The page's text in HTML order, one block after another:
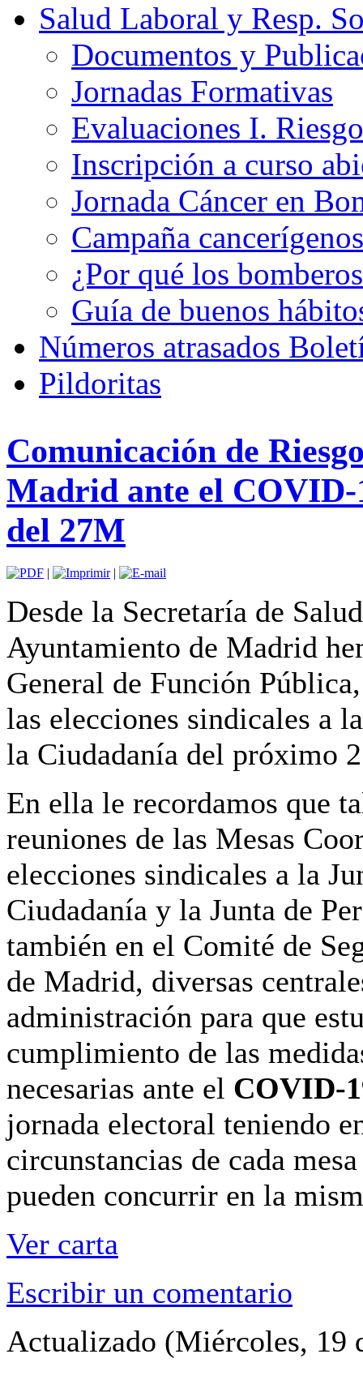
Salud Laboral y Resp.
Documentos y
Jornadas Formativas
Evaluaciones I.
Inscripción a curso
Jornada Cáncer en
Campaña
¿Por qué los
Guía de buenos
Números atrasados
Pildoritas
Comunicación de
Madrid ante el COVID-
del 27M
| |
Desde la Secretaría de
Ayuntamiento de Madrid
General de Función
las elecciones sindicales a
la Ciudadanía del próximo
En ella le recordamos que
reuniones de las Mesas
elecciones sindicales a la
Ciudadanía y la Junta de
también en el Comité de
de Madrid, diversas
administración para que
cumplimiento de las
necesarias ante el COVID-
jornada electoral teniendo
circunstancias de cada
pueden concurrir en la
Ver carta
Escribir un comentario
Actualizado (Miércoles, 19